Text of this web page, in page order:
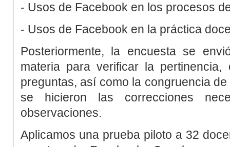
- Usos de Facebook en los procesos
- Usos de Facebook en la práctica
Posteriormente, la encuesta se
materia para verificar la
preguntas, así como la congruencia
se hicieron las correcciones
observaciones.
Aplicamos una prueba piloto a 32